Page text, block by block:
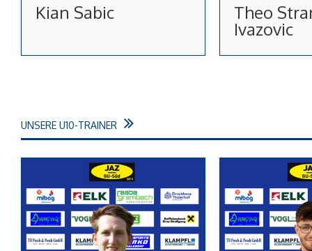
Kian Sabic Theo
Ivazovic
UNSERE U10-TRAINER